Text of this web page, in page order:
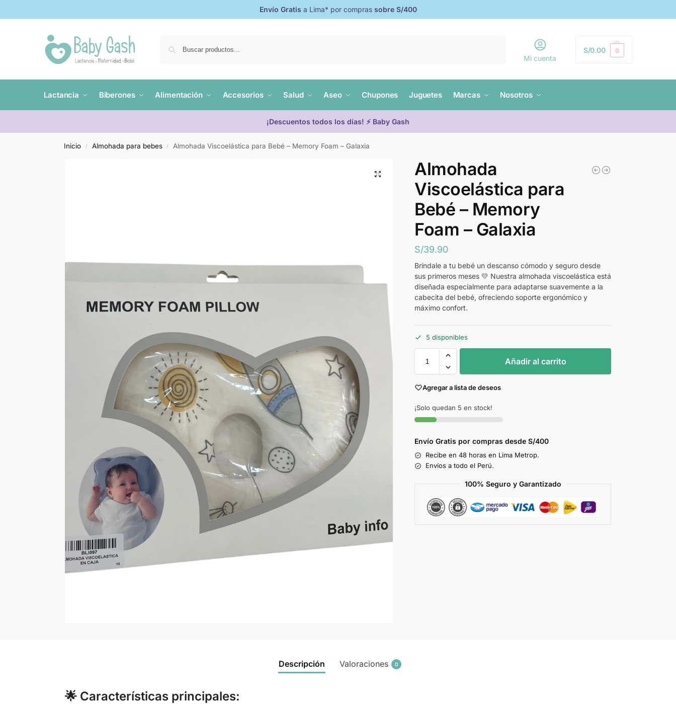
Envío Gratis a Lima* por compras sobre S/400
Mi cuenta
S/0.00 0
Lactancia Biberones Alimentación Accesorios Salud Aseo Chupones Juguetes Marcas Nosotros
¡Descuentos todos los días! ⚡ Baby Gash
Inicio / Almohada para bebes / Almohada Viscoelástica para Bebé – Memory Foam – Galaxia
Almohada
Viscoelástica para
Bebé – Memory
Foam – Galaxia
S/39.90
Bríndale a tu bebé un descanso cómodo y seguro desde
sus primeros meses 💛 Nuestra almohada viscoelástica está
diseñada especialmente para adaptarse suavemente a la
cabecita del bebé, ofreciendo soporte ergonómico y
máximo confort.
5 disponibles
Añadir al carrito
Agregar a lista de deseos
¡Solo quedan 5 en stock!
Envío Gratis por compras desde S/400
Recibe en 48 horas en Lima Metrop.
Envíos a todo el Perú.
100% Seguro y Garantizado
Descripción Valoraciones 0
🌟 Características principales: